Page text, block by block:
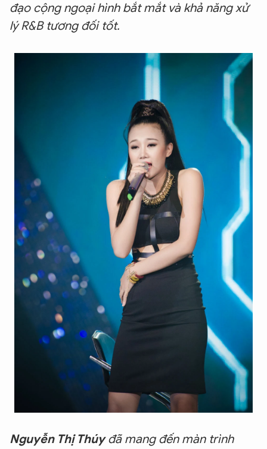
đạo cộng ngoại hình bắt mắt và khả năng xử
lý R&B tương đối tốt.
Nguyễn Thị Thúyđã mang đến màn trình